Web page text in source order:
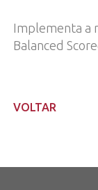
Implementa a
Balanced
VOLTAR